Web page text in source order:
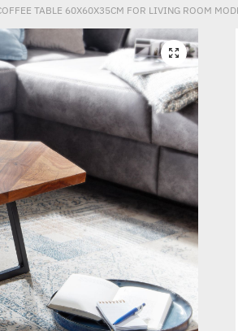
TABLE 60X60X35CM FOR LIVING ROOM
🔍